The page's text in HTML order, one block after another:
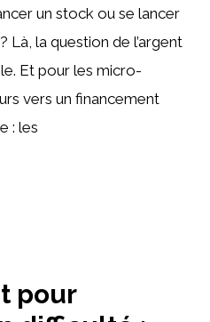
un stock ou se lancer
Là, la question de l’argent
Et pour les micro-
vers un financement
: les
pour